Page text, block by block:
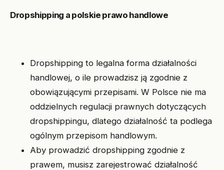
Dropshipping a polskie prawo handlowe
Dropshipping to legalna forma działalności
handlowej, o ile prowadzisz ją zgodnie z
obowiązującymi przepisami. W Polsce nie ma
oddzielnych regulacji prawnych dotyczących
dropshippingu, dlatego działalność ta podlega
ogólnym przepisom handlowym.
Aby prowadzić dropshipping zgodnie z
prawem, musisz zarejestrować działalność